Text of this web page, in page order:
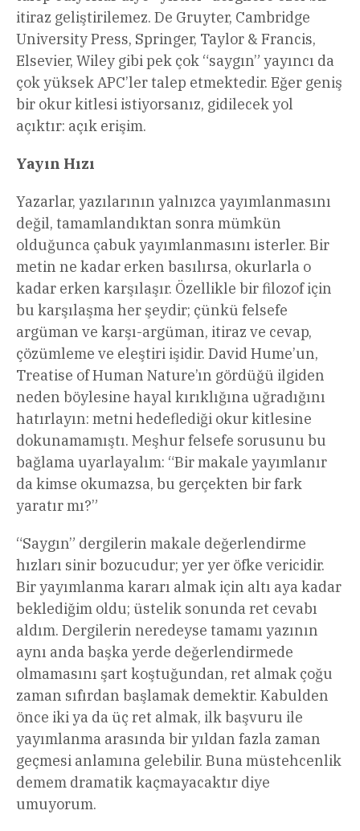
itiraz geliştirilemez. De Gruyter, Cambridge
University Press, Springer, Taylor & Francis,
Elsevier, Wiley gibi pek çok “saygın” yayıncı da
çok yüksek APC’ler talep etmektedir. Eğer geniş
bir okur kitlesi istiyorsanız, gidilecek yol
açıktır: açık erişim.
Yayın Hızı
Yazarlar, yazılarının yalnızca yayımlanmasını
değil, tamamlandıktan sonra mümkün
olduğunca çabuk yayımlanmasını isterler. Bir
metin ne kadar erken basılırsa, okurlarla o
kadar erken karşılaşır. Özellikle bir filozof için
bu karşılaşma her şeydir; çünkü felsefe
argüman ve karşı-argüman, itiraz ve cevap,
çözümleme ve eleştiri işidir. David Hume’un,
Treatise of Human Nature’ın gördüğü ilgiden
neden böylesine hayal kırıklığına uğradığını
hatırlayın: metni hedeflediği okur kitlesine
dokunamamıştı. Meşhur felsefe sorusunu bu
bağlama uyarlayalım: “Bir makale yayımlanır
da kimse okumazsa, bu gerçekten bir fark
yaratır mı?”
“Saygın” dergilerin makale değerlendirme
hızları sinir bozucudur; yer yer öfke vericidir.
Bir yayımlanma kararı almak için altı aya kadar
beklediğim oldu; üstelik sonunda ret cevabı
aldım. Dergilerin neredeyse tamamı yazının
aynı anda başka yerde değerlendirmede
olmamasını şart koştuğundan, ret almak çoğu
zaman sıfırdan başlamak demektir. Kabulden
önce iki ya da üç ret almak, ilk başvuru ile
yayımlanma arasında bir yıldan fazla zaman
geçmesi anlamına gelebilir. Buna müstehcenlik
demem dramatik kaçmayacaktır diye
umuyorum.